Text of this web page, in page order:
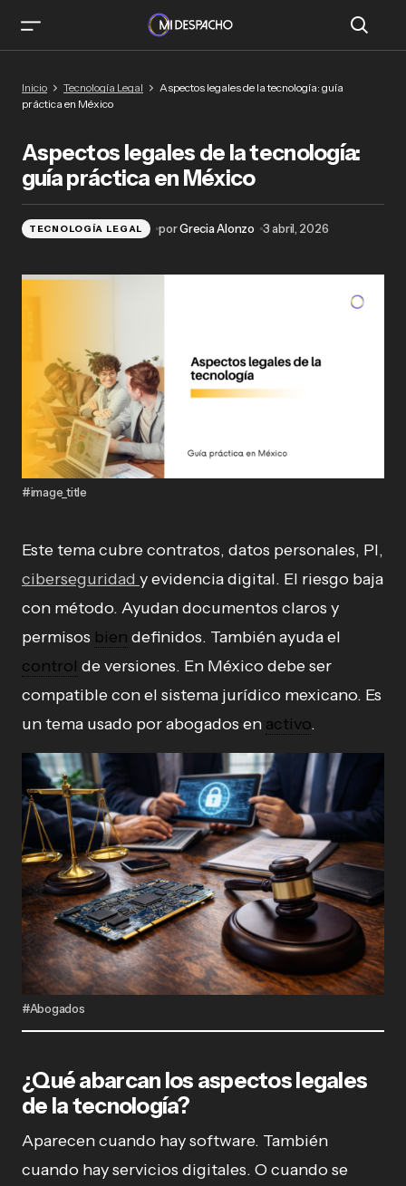
en México
Inicio Tecnología Legal
Aspectos legales de la tecnología: guía
práctica en México
Aspectos legales de la tecnología:
guía práctica en México
TECNOLOGÍA LEGAL porGrecia Alonzo 3 abril, 2026
#image_title
Este tema cubre contratos, datos personales, PI,
ciberseguridad y evidencia digital. El riesgo baja
con método. Ayudan documentos claros y
permisos bien definidos. También ayuda el
control de versiones. En México debe ser
compatible con el sistema jurídico mexicano. Es
un tema usado por abogados en activo.
#Abogados
¿Qué abarcan los aspectos legales
de la tecnología?
Aparecen cuando hay software. También
cuando hay servicios digitales. O cuando se